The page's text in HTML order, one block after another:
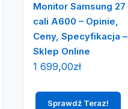
Monitor Samsung 27
cali A600 – Opinie,
Ceny, Specyfikacja –
Sklep Online
1 699,00zł
Sprawdź Teraz!